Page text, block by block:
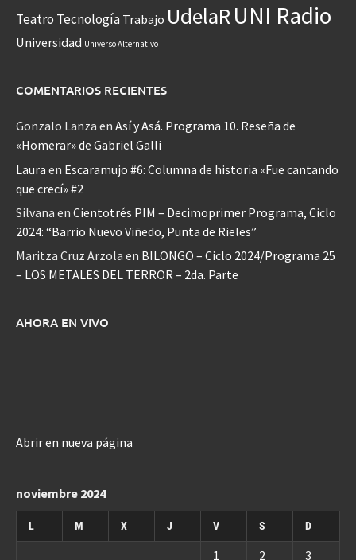
Teatro Tecnología Trabajo UdelaRUNI Radio
Universidad Universo Alternativo
COMENTARIOS RECIENTES
Gonzalo Lanza en Así y Asá. Programa 10. Reseña de
«Homerar» de Gabriel Galli
Laura en Escaramujo #6: Columna de historia «Fue cantando
que crecí» #2
Silvana en Cientotrés PIM – Decimoprimer Programa, Ciclo
2024: “Barrio Nuevo Viñedo, Punta de Rieles”
Maritza Cruz Arzola en BILONGO – Ciclo 2024/Programa 25
– LOS METALES DEL TERROR – 2da. Parte
AHORA EN VIVO
Abrir en nueva página
noviembre 2024
L M X J V S D
1 2 3